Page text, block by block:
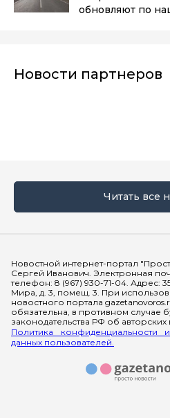
обновляют по
Новости партнеров
Читать все
Новостной интернет-портал
Сергей Иванович. Электронная
телефон: 8 (967) 930-71-04. Адрес:
Мира, д. 3, помещ. 3. При
новостного портала
обязательна, в противном случае
законодательства РФ об авторских
Политика конфиденциальности
данных пользователей.